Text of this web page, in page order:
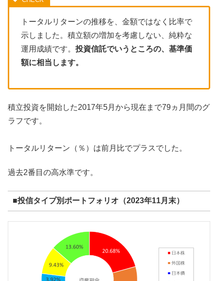
トータルリターンの推移を、金額ではなく比率で
示しました。積立額の増加を考慮しない、純粋な
運用成績です。 投資信託でいうところの、基準価
額に相当します。
積立投資を開始した2017年5月から現在まで79ヵ月間のグ
ラフです。
トータルリターン（％）は前月比でプラスでした。
過去2番目の高水準です。
■投信タイプ別ポートフォリオ（2023年11月末）